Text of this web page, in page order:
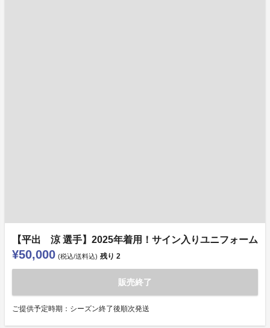
【平出 涼 選手】2025年着用！サイン入りユニフォーム
¥50,000 (税込/送料込) 残り 2
販売終了
ご提供予定時期：シーズン終了後順次発送